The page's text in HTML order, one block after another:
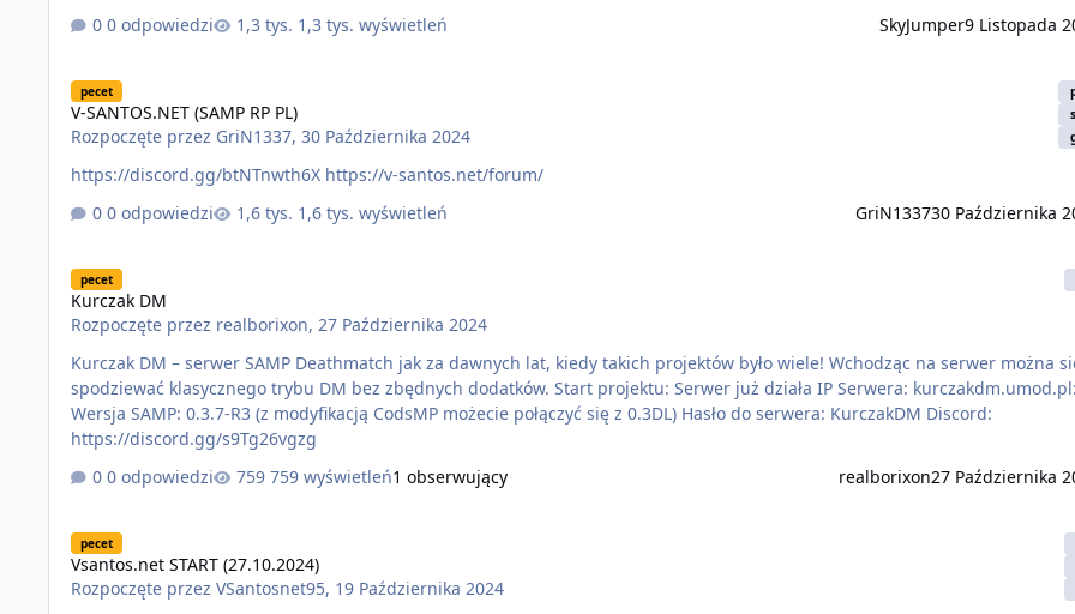
🌐 Współt…
0 odpowiedzi 1,3 tys. wyświetleń SkyJumper9 Listopada
pecet
V-SANTOS.NET (SAMP RP PL)
Rozpoczęte przez GriN1337,30 Października 2024
https://discord.gg/btNTnwth6X https://v-santos.net/forum/
0 odpowiedzi
1,6 tys. wyświetleń GriN133730 Października
pecet
Kurczak DM
Rozpoczęte przez realborixon,27 Października 2024
Kurczak DM – serwer SAMP Deathmatch jak za dawnych lat, kiedy takich projektów było wiele! Wchodząc na serwer można
spodziewać klasycznego trybu DM bez zbędnych dodatków. Start projektu: Serwer już działa IP Serwera: kurczakdm.umod.pl:4012
Wersja SAMP: 0.3.7-R3 (z modyfikacją CodsMP możecie połączyć się z 0.3DL) Hasło do serwera: KurczakDM Discord:
https://discord.gg/s9Tg26vgzg
0 odpowiedzi
759 wyświetleń1 obserwujący realborixon27 Października
pecet
Vsantos.net START (27.10.2024)
Rozpoczęte przezVSantosnet95, 19 Października 2024